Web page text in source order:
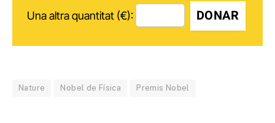
Una altra quantitat (€): DONAR
Nature Nobel de Física Premis Nobel